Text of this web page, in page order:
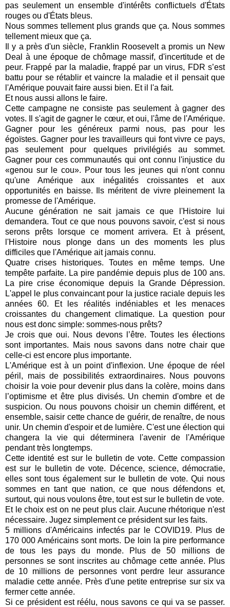
pas seulement un ensemble d'intérêts conflictuels d'États
rouges ou d'États bleus.
Nous sommes tellement plus grands que ça. Nous sommes
tellement mieux que ça.
Il y a près d'un siècle, Franklin Roosevelt a promis un New
Deal à une époque de chômage massif, d'incertitude et de
peur. Frappé par la maladie, frappé par un virus, FDR s’est
battu pour se rétablir et vaincre la maladie et il pensait que
l'Amérique pouvait faire aussi bien. Et il l'a fait.
Et nous aussi allons le faire.
Cette campagne ne consiste pas seulement à gagner des
votes.
Il s'agit de gagner le cœur, et oui, l'âme de l'Amérique.
Gagner pour les généreux parmi nous, pas pour les
égoïstes. Gagner pour les travailleurs qui font vivre ce pays,
pas seulement pour quelques privilégiés au sommet.
Gagner pour ces communautés qui ont connu l'injustice du
«genou sur le cou». Pour tous les jeunes qui n'ont connu
qu'une Amérique aux inégalités croissantes et aux
opportunités en baisse.
Ils méritent de vivre pleinement la
promesse de l'Amérique.
Aucune génération ne sait jamais ce que l'Histoire lui
demandera. Tout ce que nous pouvons savoir, c'est si nous
serons prêts lorsque ce moment arrivera.
Et à présent,
l'Histoire nous plonge dans un des moments les plus
difficiles que l'Amérique ait jamais connu.
Quatre crises historiques. Toutes en même temps. Une
tempête parfaite. La pire pandémie depuis plus de 100 ans.
La pire crise économique depuis la Grande Dépression.
L'appel le plus convaincant pour la justice raciale depuis les
années 60. Et les réalités indéniables et les menaces
croissantes du changement climatique.
La question pour
nous est donc simple: sommes-nous prêts?
Je crois que oui. Nous devons l’être. Toutes les élections
sont importantes. Mais nous savons dans notre chair que
celle-ci est encore plus importante.
L'Amérique est à un point d'inflexion. Une époque de réel
péril, mais de possibilités extraordinaires.
Nous pouvons
choisir la voie pour devenir plus dans la colère, moins dans
l’optimisme et être plus divisés. Un chemin d'ombre et de
suspicion. Ou nous pouvons choisir un chemin différent, et
ensemble, saisir cette chance de guérir, de renaître, de nous
unir. Un chemin d'espoir et de lumière. C'est une élection qui
changera la vie qui déterminera l'avenir de l'Amérique
pendant très longtemps.
Cette identité est sur le bulletin de vote. Cette compassion
est sur le bulletin de vote. Décence, science, démocratie,
elles sont tous également sur le bulletin de vote. Qui nous
sommes en tant que nation, ce que nous défendons et,
surtout, qui nous voulons être, tout est sur le bulletin de vote.
Et le choix est on ne peut plus clair. Aucune rhétorique n'est
nécessaire. Jugez simplement ce président sur les faits.
5 millions d'Américains infectés par le COVID19. Plus de
170 000 Américains sont morts. De loin la pire performance
de tous les pays du monde.
Plus de 50 millions de
personnes se sont inscrites au chômage cette année. Plus
de 10 millions de personnes vont perdre leur assurance
maladie cette année. Près d'une petite entreprise sur six va
fermer cette année.
Si ce président est réélu, nous savons ce qui va se passer.